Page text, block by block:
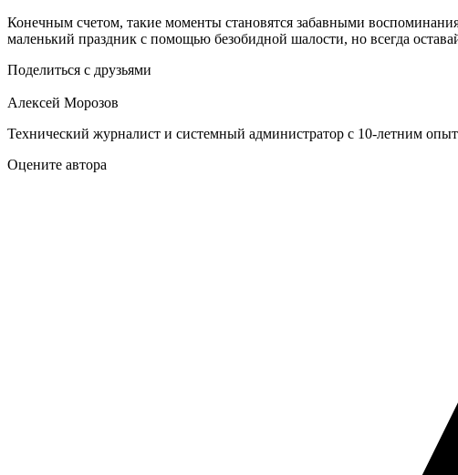
Конечным счетом, такие моменты становятся забавными
маленький праздник с помощью безобидной шалости, но всегда
Поделиться с друзьями
Алексей Морозов
Технический журналист и системный администратор с 10‑летним
Оцените автора